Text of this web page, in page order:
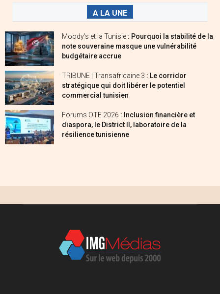
A LA UNE
Moody’s et la Tunisie : Pourquoi la stabilité de la
note souveraine masque une vulnérabilité
budgétaire accrue
TRIBUNE | Transafricaine 3 : Le corridor
stratégique qui doit libérer le potentiel
commercial tunisien
Forums OTE 2026 : Inclusion financière et
diaspora, le District II, laboratoire de la
résilience tunisienne